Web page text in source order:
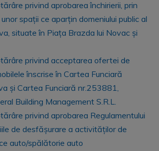
privind aprobarea închirierii, prin
spații ce aparțin domeniului public al
situate în Piața Brazda lui Novac și
privind acceptarea ofertei de
înscrise în Cartea Funciară
și Cartea Funciară nr.253881,
Building Management S.R.L.
privind aprobarea Regulamentului
de desfășurare a activităților de
auto/spălătorie auto